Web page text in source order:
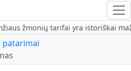
žmonių tarifai yra istoriškai
patarimai